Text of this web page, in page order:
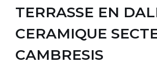
TERRASSE EN
CERAMIQUE
CAMBRESIS